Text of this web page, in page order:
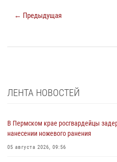
← Предыдущая
ЛЕНТА НОВОСТЕЙ
В Пермском крае росгвардейцы
нанесении ножевого ранения
05 августа 2026, 09:56